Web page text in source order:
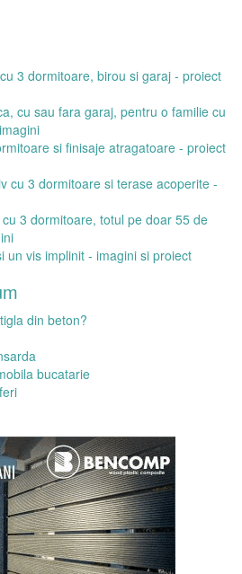
3 dormitoare, birou si garaj - proiect
cu sau fara garaj, pentru o familie cu
si finisaje atragatoare - proiect
cu 3 dormitoare si terase acoperite -
3 dormitoare, totul pe doar 55 de
un vis implinit - imagini si proiect
din beton?
bucatarie